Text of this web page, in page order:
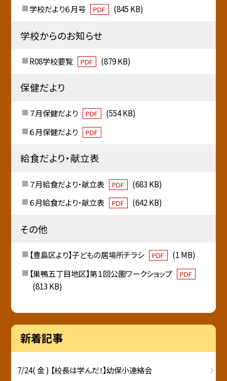
学校だより６月号
PDF (845 KB)
学校からのお知らせ
R08学校要覧 PDF (879 KB)
保健だより
７月保健だより PDF
(554 KB)
６月保健だより
PDF
給食だより・献立表
７月給食だより・献立表 PDF
(683 KB)
６月給食だより・献立表
PDF (642 KB)
その他
【豊島区より】子どもの居場所チラシ PDF
(1 MB)
【巣鴨五丁目地区】第１回公園ワークショップ
PDF
(813 KB)
新着記事
7/24( 金 ) 【校長は学んだ！】幼保小連絡会